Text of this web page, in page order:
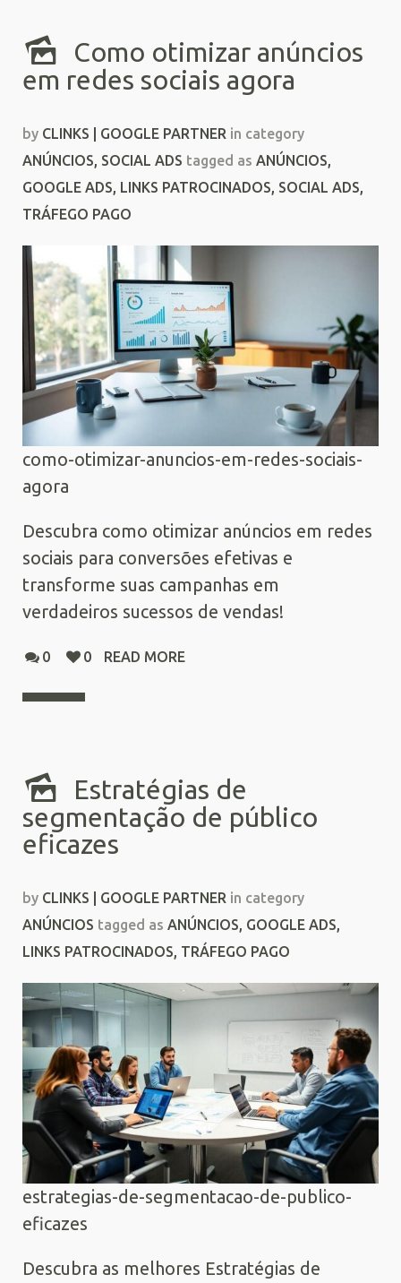
Como otimizar anúncios
em redes sociais agora
by CLINKS | GOOGLE PARTNER in category
ANÚNCIOS, SOCIAL ADS tagged as ANÚNCIOS,
GOOGLE ADS, LINKS PATROCINADOS, SOCIAL ADS,
TRÁFEGO PAGO
como-otimizar-anuncios-em-redes-sociais-
agora
Descubra como otimizar anúncios em redes
sociais para conversões efetivas e
transforme suas campanhas em
verdadeiros sucessos de vendas!
0 0 READ MORE
Estratégias de
segmentação de público
eficazes
by CLINKS | GOOGLE PARTNER in category
ANÚNCIOS tagged as ANÚNCIOS, GOOGLE ADS,
LINKS PATROCINADOS, TRÁFEGO PAGO
estrategias-de-segmentacao-de-publico-
eficazes
Descubra as melhores Estratégias de